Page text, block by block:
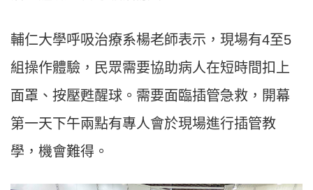
輔仁大學呼吸治療系楊老師表示，現場有4至5
組操作體驗，民眾需要協助病人在短時間扣上
面罩、按壓甦醒球。需要面臨插管急救，開幕
第一天下午兩點有專人會於現場進行插管教
學，機會難得。